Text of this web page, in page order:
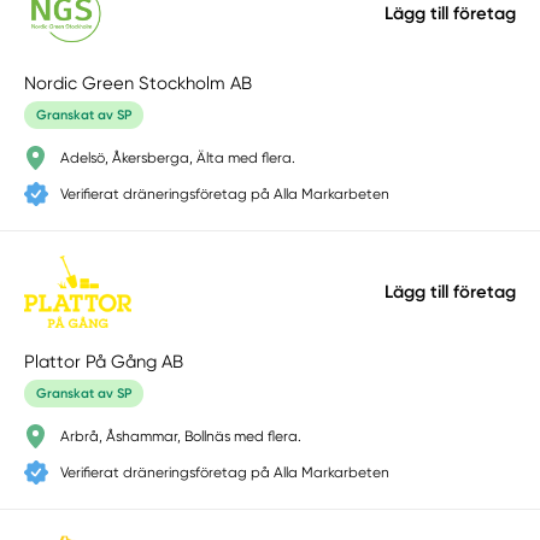
Lägg till företag
Nordic Green Stockholm AB
Granskat av SP
Adelsö, Åkersberga, Älta med flera.
Verifierat dräneringsföretag på Alla Markarbeten
Lägg till företag
Plattor På Gång AB
Granskat av SP
Arbrå, Åshammar, Bollnäs med flera.
Verifierat dräneringsföretag på Alla Markarbeten